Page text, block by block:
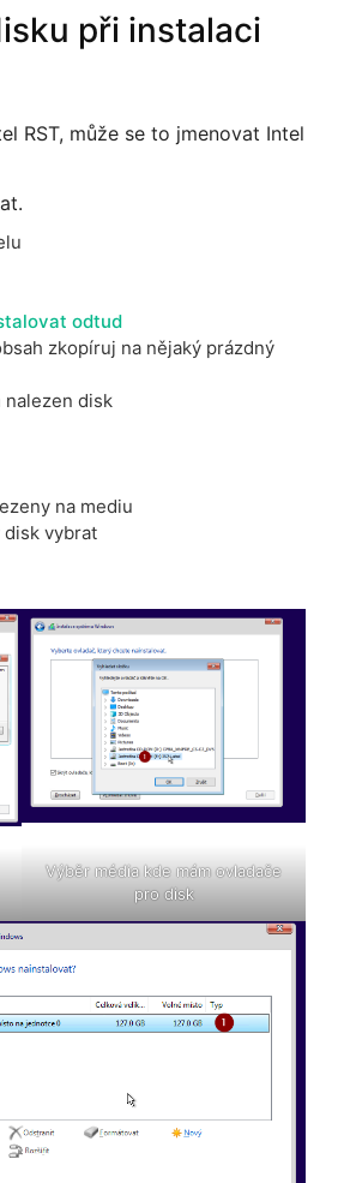
při instalaci
RST, může se to jmenovat Intel
odtud
zkopíruj na nějaký prázdný
nalezen disk
na mediu
disk vybrat
Výběr média kde mám ovladače
pro disk